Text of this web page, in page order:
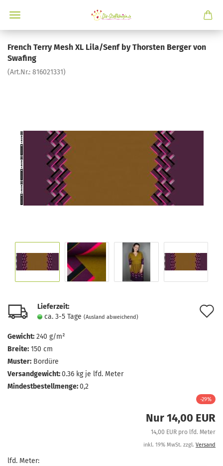
French Terry Mesh XL Lila/Senf by Thorsten Berger von
Swafing
(Art.Nr.: 816021331)
Lieferzeit:
ca. 3-5 Tage (Ausland abweichend)
Gewicht: 240 g/m²
Breite: 150 cm
Muster: Bordüre
Versandgewicht:0.36 kg je lfd. Meter
Mindestbestellmenge:0,2
-29%
Nur 14,00 EUR
14,00 EUR pro lfd. Meter
inkl. 19% MwSt. zzgl. Versand
lfd. Meter: